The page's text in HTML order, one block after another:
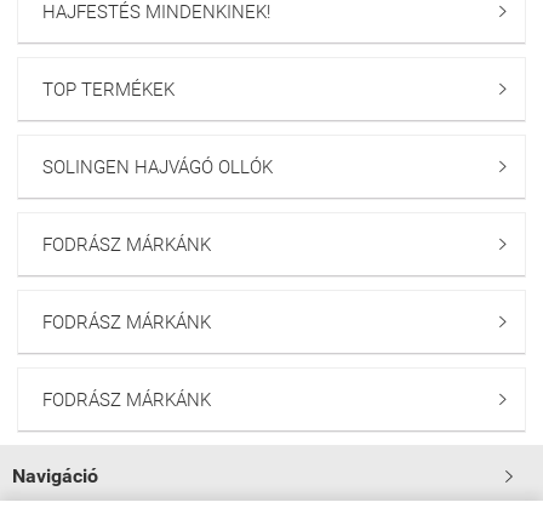
HAJFESTÉS MINDENKINEK! 
TOP TERMÉKEK 
SOLINGEN HAJVÁGÓ OLLÓK 
FODRÁSZ MÁRKÁNK 
FODRÁSZ MÁRKÁNK 
FODRÁSZ MÁRKÁNK 
Navigáció 